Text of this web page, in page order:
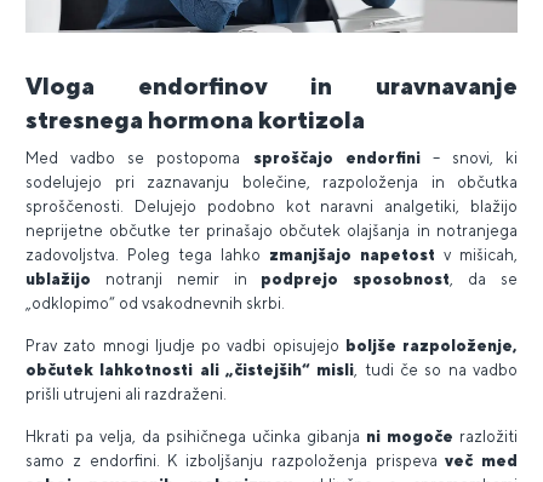
Vloga endorfinov in uravnavanje
stresnega hormona kortizola
Med vadbo se postopoma sproščajo endorfini– snovi, ki
sodelujejo pri zaznavanju bolečine, razpoloženja in občutka
sproščenosti. Delujejo podobno kot naravni analgetiki, blažijo
neprijetne občutke ter prinašajo občutek olajšanja in notranjega
zadovoljstva. Poleg tega lahko zmanjšajo napetost v mišicah,
ublažijo notranji nemir in podprejo sposobnost, da se
„odklopimo“ od vsakodnevnih skrbi.
Prav zato mnogi ljudje po vadbi opisujejo boljše razpoloženje,
občutek lahkotnosti ali „čistejših“ misli, tudi če so na vadbo
prišli utrujeni ali razdraženi.
Hkrati pa velja, da psihičnega učinka gibanja ni mogoče razložiti
samo z endorfini. K izboljšanju razpoloženja prispevaveč med